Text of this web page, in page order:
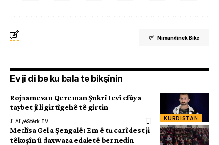
Nirxandinek Bike
Ev jî di be ku bala te bikşînin
KURDISTAN
Rojnamevan Qereman Şukrî tevî efûya
taybet jî li girtîgehê tê girtin
Ji AliyêStêrk TV
Meclîsa Gel a Şengalê: Em ê tu carî dest ji
têkoşîn û daxwaza edaletê bernedin